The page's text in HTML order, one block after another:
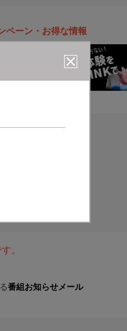
ペーン・お得な情報
。
番組お知らせメール